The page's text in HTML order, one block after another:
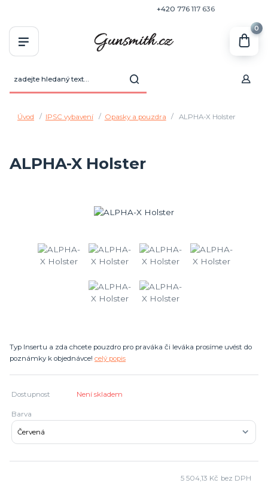
+420 776 117 636
0
Úvod IPSC vybavení Opasky a pouzdra ALPHA-X Holster
ALPHA-X Holster
Typ Insertu a zda chcete pouzdro pro praváka či leváka prosíme uvést do
poznámky k objednávce! celý popis
Dostupnost Není skladem
Barva
5 504,13 Kč bez DPH